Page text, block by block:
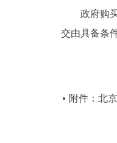
政府购买
交由具备条
附件：北